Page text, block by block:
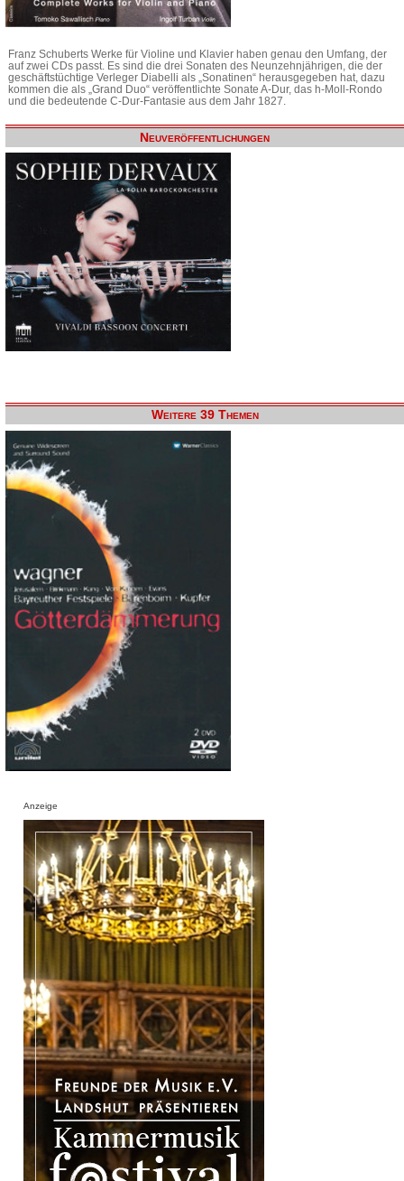
Franz Schuberts Werke für Violine und Klavier haben genau den Umfang, der
auf zwei CDs passt. Es sind die drei Sonaten des Neunzehnjährigen, die der
geschäftstüchtige Verleger Diabelli als „Sonatinen“ herausgegeben hat, dazu
kommen die als „Grand Duo“ veröffentlichte Sonate A-Dur, das h-Moll-Rondo
und die bedeutende C-Dur-Fantasie aus dem Jahr 1827.
Neuveröffentlichungen
Weitere 39 Themen
Anzeige